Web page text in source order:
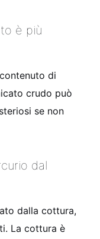
è più
di
crudo può
se non
dal
dalla cottura,
La cottura è